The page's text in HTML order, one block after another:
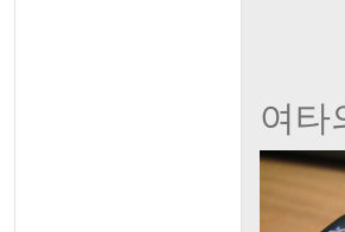
여타